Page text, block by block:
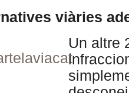
viàries
Un altre